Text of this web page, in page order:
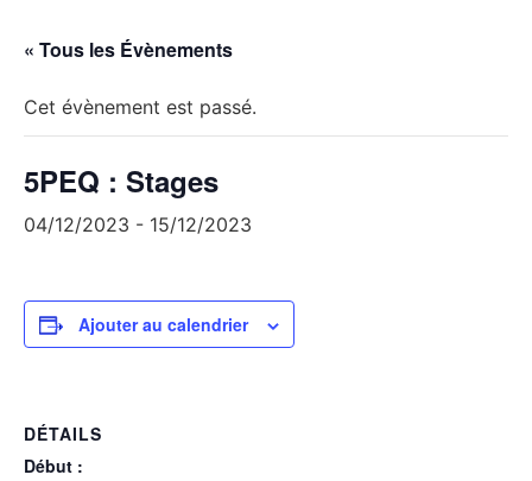
« Tous les Évènements
Cet évènement est passé.
5PEQ : Stages
04/12/2023 - 15/12/2023
Ajouter au calendrier
DÉTAILS
Début :